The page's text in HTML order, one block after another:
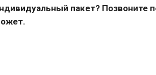
пакет? Позвоните